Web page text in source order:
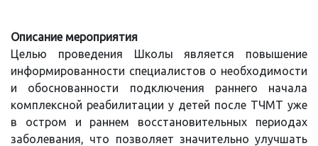
Описание мероприятия
Целью проведения Школы является повышение
информированности специалистов о необходимости
и обоснованности подключения раннего начала
комплексной реабилитации у детей после ТЧМТ уже
в остром и раннем восстановительных периодах
заболевания, что позволяет значительно улучшать